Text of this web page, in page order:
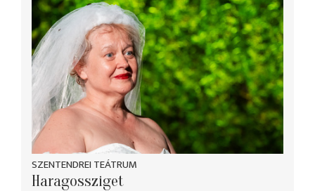
SZENTENDREI TEÁTRUM
Haragossziget